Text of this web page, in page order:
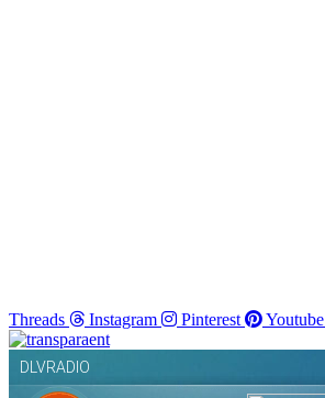
Threads Instagram Pinterest Youtube